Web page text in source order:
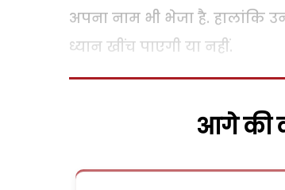
अपना नाम भी भेजा है. हालांकि
ध्यान खींच पाएगी या नहीं.
आगे की